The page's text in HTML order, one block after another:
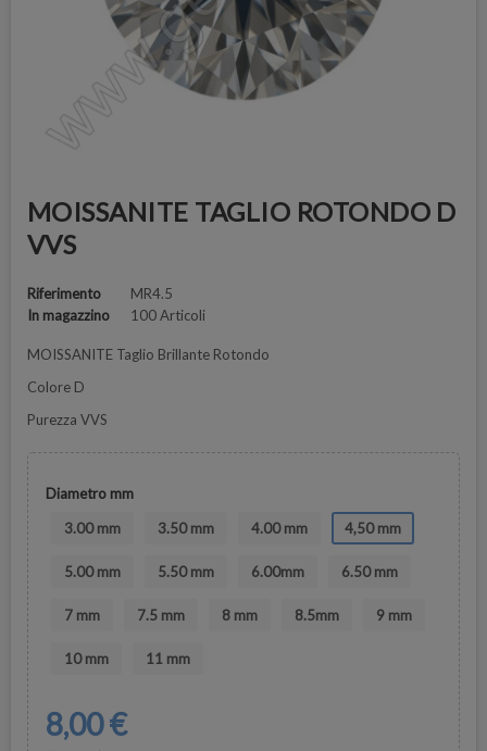
MOISSANITE TAGLIO ROTONDO D
VVS
Riferimento
MR4.5
In magazzino
100 Articoli
MOISSANITE Taglio Brillante Rotondo
Colore D
Purezza VVS
Diametro mm
3.00 mm
3.50 mm 4.00 mm 4,50 mm
5.00 mm 5.50 mm 6.00mm 6.50 mm
7 mm 7.5 mm 8 mm 8.5mm 9 mm
10 mm 11 mm
8,00 €